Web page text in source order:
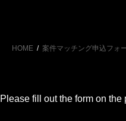
HOME 案件マッチング申込フォ
Please fill out the form on the